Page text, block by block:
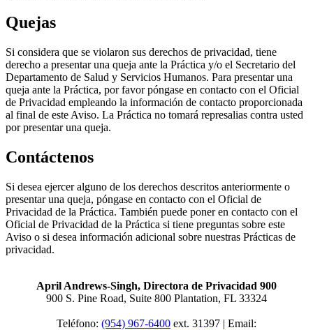
Quejas
Si considera que se violaron sus derechos de privacidad, tiene
derecho a presentar una queja ante la Práctica y/o el Secretario del
Departamento de Salud y Servicios Humanos. Para presentar una
queja ante la Práctica, por favor póngase en contacto con el Oficial
de Privacidad empleando la información de contacto proporcionada
al final de este Aviso. La Práctica no tomará represalias contra usted
por presentar una queja.
Contáctenos
Si desea ejercer alguno de los derechos descritos anteriormente o
presentar una queja, póngase en contacto con el Oficial de
Privacidad de la Práctica. También puede poner en contacto con el
Oficial de Privacidad de la Práctica si tiene preguntas sobre este
Aviso o si desea información adicional sobre nuestras Prácticas de
privacidad.
April Andrews-Singh, Directora de Privacidad 900
900 S. Pine Road, Suite 800 Plantation, FL 33324
Teléfono: (954) 967-6400 ext. 31397 | Email: